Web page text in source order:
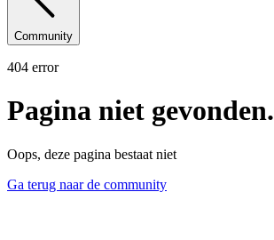
Community
404 error
Pagina niet gevonden.
Oops, deze pagina bestaat niet
Ga terug naar de community